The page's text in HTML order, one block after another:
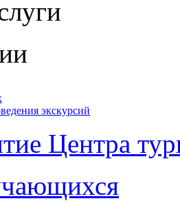
экскурсий
Центра